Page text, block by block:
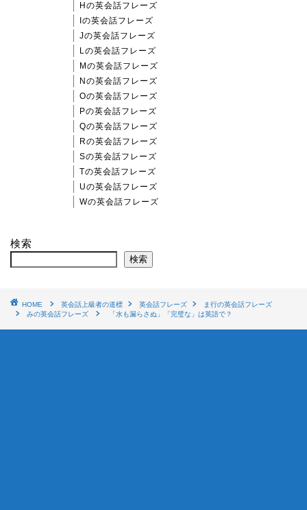
Hの英会話フレーズ
Iの英会話フレーズ
Jの英会話フレーズ
Lの英会話フレーズ
Mの英会話フレーズ
Nの英会話フレーズ
Oの英会話フレーズ
Pの英会話フレーズ
Qの英会話フレーズ
Rの英会話フレーズ
Sの英会話フレーズ
Tの英会話フレーズ
Uの英会話フレーズ
Wの英会話フレーズ
検索
検索
HOME 英会話上級者の道標 英会話フレーズ
ま行の英会話フレーズ
みの英会話フレーズ
「水も漏らさぬ」「完璧な」は英語で？